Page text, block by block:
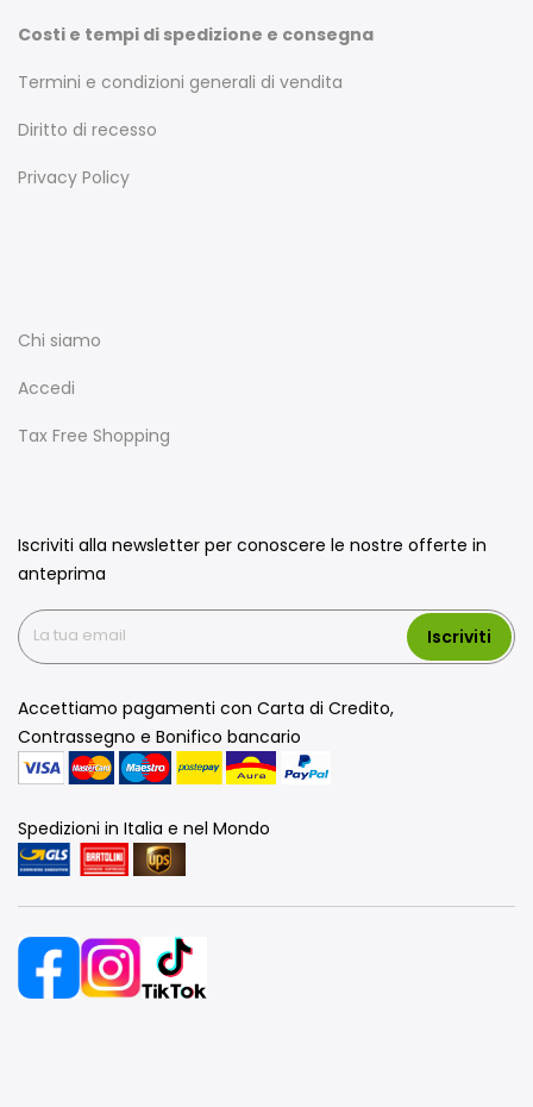
Costi e tempi di spedizione e consegna
Termini e condizioni generali di vendita
Diritto di recesso
Privacy Policy
Chi siamo
Accedi
Tax Free Shopping
Iscriviti alla newsletter per conoscere le nostre offerte in
anteprima
Iscriviti
Accettiamo pagamenti con Carta di Credito,
Contrassegno e Bonifico bancario
Spedizioni in Italia e nel Mondo